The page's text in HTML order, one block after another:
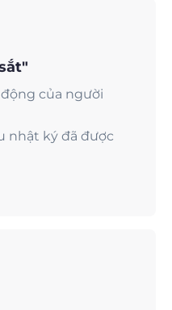
của người
nhật ký đã được